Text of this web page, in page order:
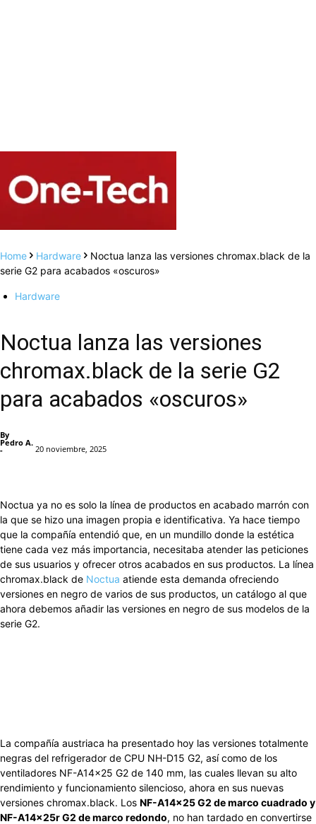
Home Hardware
Noctua lanza las versiones chromax.black de la
serie G2 para acabados «oscuros»
Hardware
Noctua lanza las versiones
chromax.black de la serie G2
para acabados «oscuros»
By
Pedro A.
- 20 noviembre, 2025
Noctua ya no es solo la línea de productos en acabado marrón con
la que se hizo una imagen propia e identificativa. Ya hace tiempo
que la compañía entendió que, en un mundillo donde la estética
tiene cada vez más importancia, necesitaba atender las peticiones
de sus usuarios y ofrecer otros acabados en sus productos. La línea
chromax.black de Noctua atiende esta demanda ofreciendo
versiones en negro de varios de sus productos, un catálogo al que
ahora debemos añadir las versiones en negro de sus modelos de la
serie G2.
La compañía austriaca ha presentado hoy las versiones totalmente
negras del refrigerador de CPU NH-D15 G2, así como de los
ventiladores NF-A14x25 G2 de 140 mm, las cuales llevan su alto
rendimiento y funcionamiento silencioso, ahora en sus nuevas
versiones chromax.black. Los NF-A14x25 G2 de marco cuadrado y
NF-A14x25r G2 de marco redondo, no han tardado en convertirse